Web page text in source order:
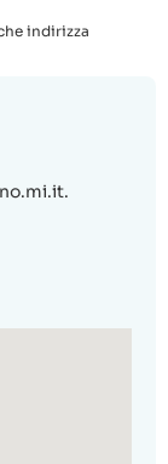
indirizza